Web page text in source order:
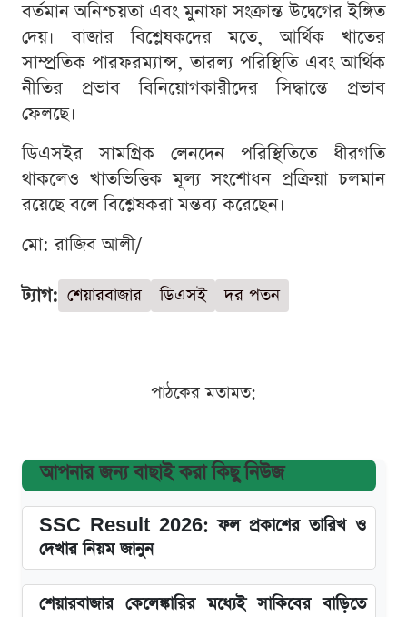
বর্তমান অনিশ্চয়তা এবং মুনাফা সংক্রান্ত উদ্বেগের ইঙ্গিত
দেয়। বাজার বিশ্লেষকদের মতে, আর্থিক খাতের
সাম্প্রতিক পারফরম্যান্স, তারল্য পরিস্থিতি এবং আর্থিক
নীতির প্রভাব বিনিয়োগকারীদের সিদ্ধান্তে প্রভাব
ফেলছে।
ডিএসইর সামগ্রিক লেনদেন পরিস্থিতিতে ধীরগতি
থাকলেও খাতভিত্তিক মূল্য সংশোধন প্রক্রিয়া চলমান
রয়েছে বলে বিশ্লেষকরা মন্তব্য করেছেন।
মো: রাজিব আলী/
ট্যাগ: শেয়ারবাজার ডিএসই দর পতন
পাঠকের মতামত:
আপনার জন্য বাছাই করা কিছু নিউজ
SSC Result 2026: ফল প্রকাশের তারিখ ও
দেখার নিয়ম জানুন
শেয়ারবাজার কেলেঙ্কারির মধ্যেই সাকিবের বাড়িতে